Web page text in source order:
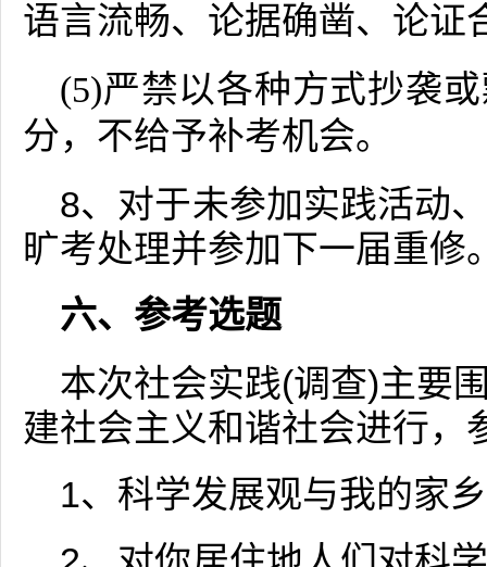
语言流畅、论据确凿、论证
(5)严禁以各种方式抄袭
分，不给予补考机会。
8、对于未参加实践活动
旷考处理并参加下一届重修
六、参考选题
本次社会实践(调查)主要
建社会主义和谐社会进行，
1、科学发展观与我的家